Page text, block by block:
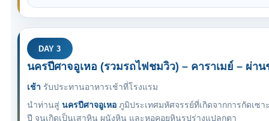
DAY 3
นครปีศาจอูเหอ (รวมรถไฟชมวิว) – คาราเมย์ – ผ่า
เช้า รับประทานอาหารเช้าที่โรงแรม
นำท่านสู่ นครปีศาจอูเหอภูมิประเทศมหัศจรรย์ที่เกิดจากการกัดเซ
ปี จนเกิดเป็นเสาหิน ผนังหิน และหอคอยหินรูปร่างแปลกตา